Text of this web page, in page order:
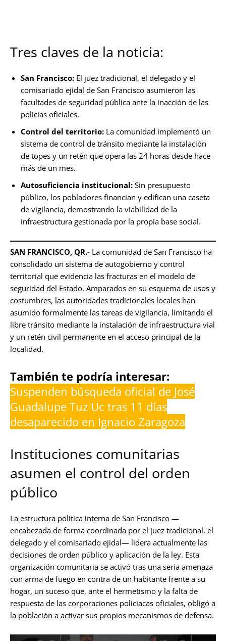
Tres claves de la noticia:
San Francisco: El juez tradicional, el delegado y el
comisariado ejidal de San Francisco asumieron las
facultades de seguridad pública ante la inacción de las
policías oficiales.
Control del territorio: La comunidad implementó un
sistema de control de tránsito mediante la instalación
de topes y un retén que opera las 24 horas desde hace
más de un mes.
Autosuficiencia institucional: Sin presupuesto
público, los pobladores financian y edifican una caseta
de vigilancia, demostrando la viabilidad de la
infraestructura gestionada por la propia base social.
SAN FRANCISCO, QR.- La comunidad de San Francisco ha
consolidado un sistema de autogobierno y control
territorial que evidencia las fracturas en el modelo de
seguridad del Estado. Amparados en su esquema de usos y
costumbres, las autoridades tradicionales locales han
asumido formalmente las tareas de vigilancia, limitando el
libre tránsito mediante la instalación de infraestructura vial
y un retén civil permanente en el acceso principal de la
localidad.
También te podría interesar:
Suspenden búsqueda oficial de José
Guadalupe Tuz Uc tras 11 días
desaparecido en Ignacio Zaragoza
Instituciones comunitarias
asumen el control del orden
público
La estructura política interna de San Francisco —
encabezada de forma coordinada por el juez tradicional, el
delegado y el comisariado ejidal— lidera actualmente las
decisiones de orden público y aplicación de la ley. Esta
organización comunitaria se activó tras una seria amenaza
con arma de fuego en contra de un habitante frente a su
hogar, un suceso que, ante el hermetismo y la falta de
respuesta de las corporaciones policiacas oficiales, obligó a
la población a activar sus propios mecanismos de defensa.